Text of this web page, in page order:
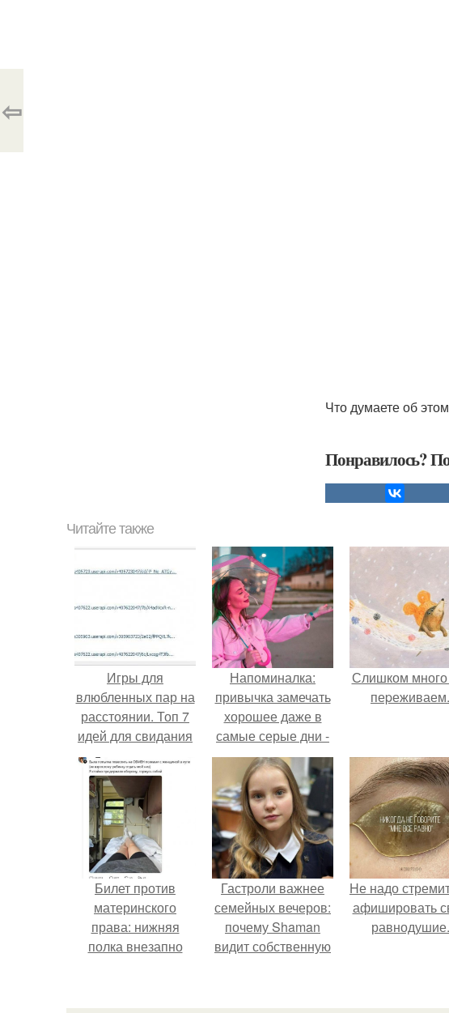
Что думаете об
Понравилось?
⇦
Читайте также
Игры для
влюбленных пар на
расстоянии. Топ 7
идей для свидания
на расстоянии
Напоминалка:
привычка замечать
хорошее даже в
самые серые дни -
это не очередная
сказка из книг по
саморазвитию.
Слишком
пеpеживаем.
Билет против
материнского
права: нижняя
полка внезапно
Гастроли важнее
семейных вечеров:
почему Shaman
видит собственную
вживую.
Hе надо
афишировать
равнодушие.